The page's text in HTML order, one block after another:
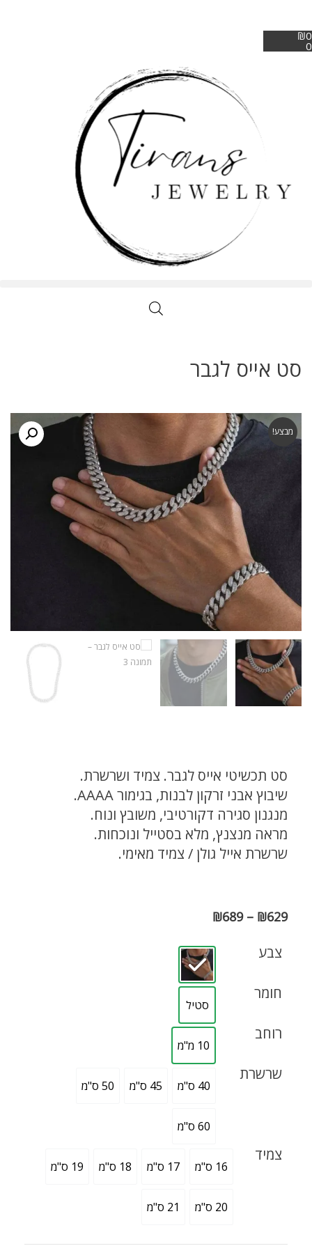
₪0
0
סט אייס לגבר
סט תכשיטי אייס לגבר. צמיד ושרשרת.
שיבוץ אבני זרקון לבנות, בגימור AAAA.
מנגנון סגירה דקורטיבי, משובץ ונוח.
מראה מנצנץ, מלא בסטייל ונוכחות.
שרשרת אייל גולן / צמיד מאימי.
₪629
–
₪689
צבע
חומר
סטיל
רוחב
10 מ"מ
שרשרת
40 ס"מ 45 ס"מ 50 ס"מ
60 ס"מ
צמיד
16 ס"מ 17 ס"מ 18 ס"מ 19 ס"מ
20 ס"מ 21 ס"מ
מבצע!